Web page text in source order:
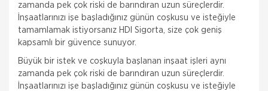
ŞUBE BAŞVURUSU
MÜŞTERI GIRIŞI
TEKLİF AL
zamanda pek çok riski de barındıran uzun süreçlerdir.
İnşaatlarınızı işe başladığınız günün coşkusu ve isteğiyle
tamamlamak istiyorsanız HDI Sigorta, size çok geniş
kapsamlı bir güvence sunuyor.
Büyük bir istek ve coşkuyla başlanan inşaat işleri aynı
zamanda pek çok riski de barındıran uzun süreçlerdir.
İnşaatlarınızı işe başladığınız günün coşkusu ve isteğiyle